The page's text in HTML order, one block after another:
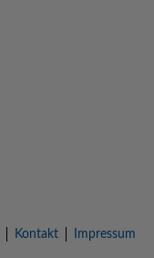
Kontakt Impressum